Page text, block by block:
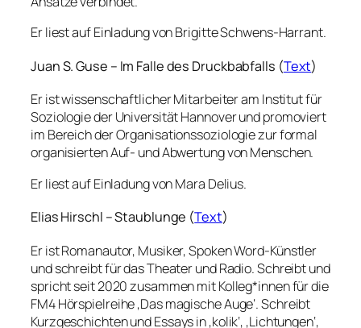
Er liest auf Einladung von Brigitte Schwens-Harrant.
Juan S. Guse – Im Falle des Druckbabfalls (Text)
Er ist wissenschaftlicher Mitarbeiter am Institut für
Soziologie der Universität Hannover und promoviert
im Bereich der Organisationssoziologie zur formal
organisierten Auf- und Abwertung von Menschen.
Er liest auf Einladung von Mara Delius.
Elias Hirschl – Staublunge (Text)
Er ist Romanautor, Musiker, Spoken Word-Künstler
und schreibt für das Theater und Radio. Schreibt und
spricht seit 2020 zusammen mit Kolleg*innen für die
FM4 Hörspielreihe ‚Das magische Auge‘. Schreibt
Kurzgeschichten und Essays in ‚kolik‘, ‚Lichtungen‘,